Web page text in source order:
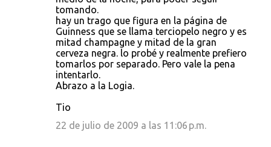
tomando.
hay un trago que figura en la página de
Guinness que se llama terciopelo negro y es
mitad champagne y mitad de la gran
cerveza negra. lo probé y realmente prefiero
tomarlos por separado. Pero vale la pena
intentarlo.
Abrazo a la Logia.
Tio
22 de julio de 2009 a las 11:06 p.m.